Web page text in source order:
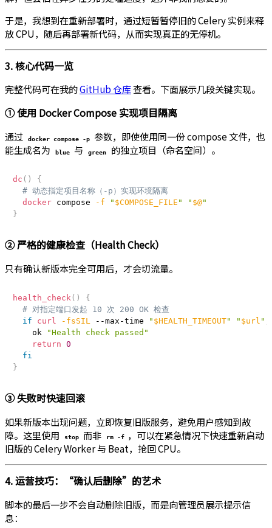
于是，我想到在重新部署时，通过短暂暂停旧的 Celery 实例来释
放 CPU，随后再部署新代码，从而实现真正的无停机。
3. 核心代码一览
完整代码可在我的GitHub 仓库查看。下面展示几段关键实现。
① 使用 Docker Compose 实现项目隔离
通过 docker compose -p
参数，即使使用同一份 compose 文件，也
能生成名为
blue 与 green 的独立项目（命名空间）。
dc ( )
{
# 动态指定项目名称（-p）实现环境隔离
docker compose -f " $COMPOSE_FILE " " $@"
}
② 严格的健康检查（Health Check）
只有确认新版本完全可用后，才会切流量。
health_check( )
{
# 对指定端口发起 10 次 200 OK 检查
if
curl -fsSIL --max-time " $HEALTH_TIMEOUT" " $url "
    ok
"Health check passed"
return 0
fi
}
③ 失败时快速回滚
如果新版本出现问题，立即恢复旧版服务，避免用户感知到故
障。这里使用
stop 而非 rm -f ，可以在紧急情况下快速重新启动
旧版的 Celery Worker 与 Beat，抢回 CPU。
4. 运营技巧：“确认后删除”的艺术
脚本的最后一步不会自动删除旧版，而是向管理员展示提示信
息：